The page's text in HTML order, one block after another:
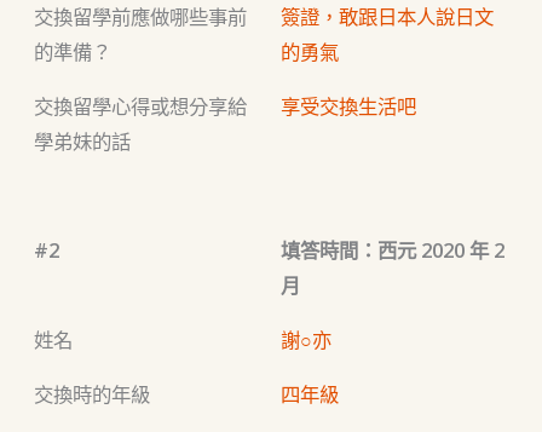
交換留學前應做哪些事前
的準備？
簽證，敢跟日本人說日文
的勇氣
交換留學心得或想分享給
學弟妹的話
享受交換生活吧
#2
填答時間：西元 2020 年 2
月
姓名
謝○亦
交換時的年級
四年級